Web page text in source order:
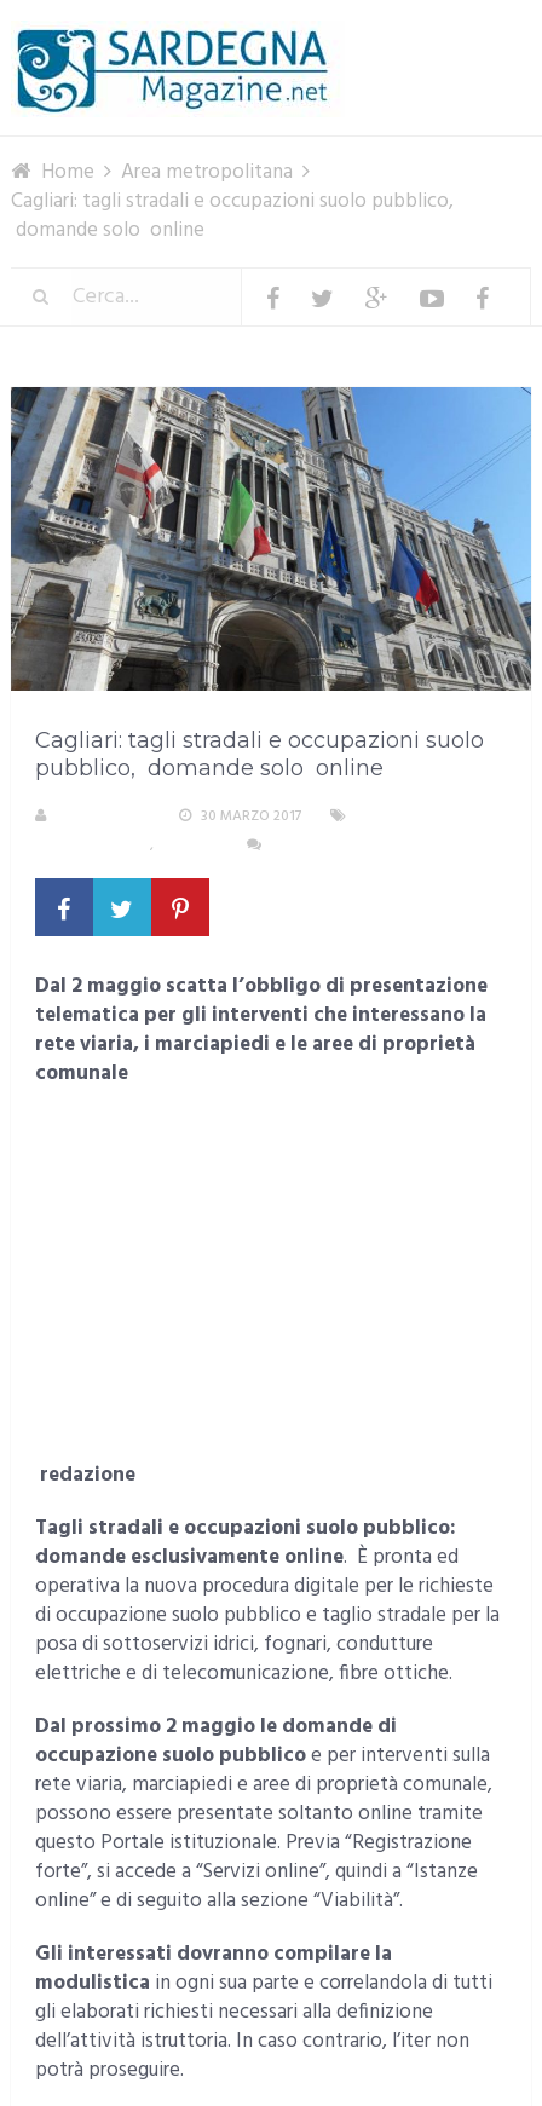
Home
Area metropolitana
Cagliari: tagli stradali e occupazioni suolo pubblico,
domande solo online
Cagliari: tagli stradali e occupazioni suolo
pubblico, domande solo online
30 MARZO 2017
,
Dal 2 maggio scatta l’obbligo di presentazione
telematica per gli interventi che interessano la
rete viaria, i marciapiedi e le aree di proprietà
comunale
redazione
Tagli stradali e occupazioni suolo pubblico:
domande esclusivamente online. È pronta ed
operativa la nuova procedura digitale per le richieste
di occupazione suolo pubblico e taglio stradale per la
posa di sottoservizi idrici, fognari, condutture
elettriche e di telecomunicazione, fibre ottiche.
Dal prossimo 2 maggio le domande di
occupazione suolo pubblicoe per interventi sulla
rete viaria, marciapiedi e aree di proprietà comunale,
possono essere presentate soltanto online tramite
questo Portale istituzionale. Previa “Registrazione
forte”, si accede a “Servizi online”, quindi a “Istanze
online” e di seguito alla sezione “Viabilità”.
Gli interessati dovranno compilare la
modulistica in ogni sua parte e correlandola di tutti
gli elaborati richiesti necessari alla definizione
dell’attività istruttoria. In caso contrario, l’iter non
potrà proseguire.